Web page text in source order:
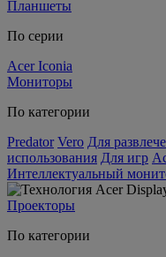
Планшеты
По серии
Acer Iconia
Мониторы
По категории
Predator Vero Для
использования Для игр
Интеллектуальный
Проекторы
По категории